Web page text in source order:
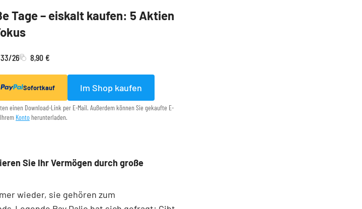
Tage – eiskalt kaufen: 5 Aktien
26 8,90 €
Sofortkauf Im Shop kaufen
einen Download-Link per E-Mail. Außerdem können Sie gekaufte E-
Konto herunterladen.
Sie Ihr Vermögen durch große
wieder, sie gehören zum